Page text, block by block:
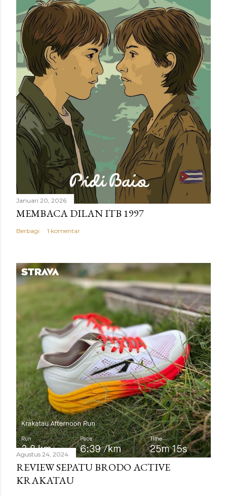
Januari 20, 2026
MEMBACA DILAN ITB 1997
Berbagi 1 komentar
Agustus 24, 2024
REVIEW SEPATU BRODO ACTIVE
KRAKATAU